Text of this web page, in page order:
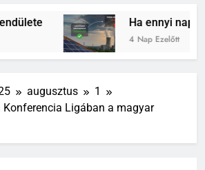
Ha ennyi
4 Nap Ezelőtt
augusztus
1
Konferencia Ligában a magyar